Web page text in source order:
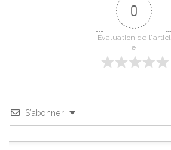
0
Évaluation de l'articl
e
S’abonner